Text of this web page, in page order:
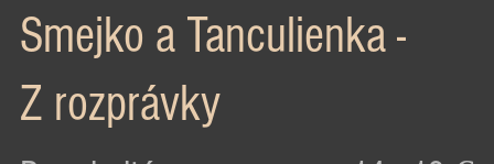
Smejko a Tanculienka -
Z rozprávky